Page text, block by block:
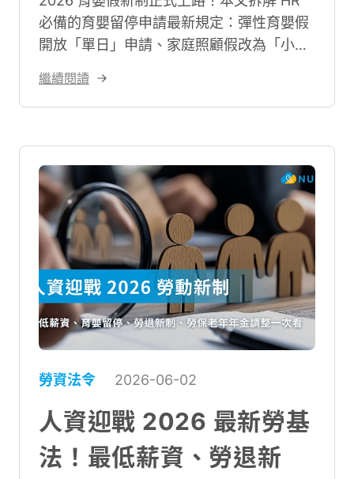
必備的育嬰留停申請最新規定：彈性育嬰假
開放「單日」申請、家庭照顧假改為「小時
假」。究竟育嬰假可以請幾天？有多名子女
時育嬰留停怎麼計算？育嬰留停與家庭照顧
繼續閱讀
勞資法令 2026-06-02
人資迎戰 2026 最新勞基
法！最低薪資、勞退新